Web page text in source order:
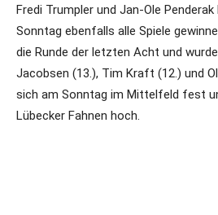
Fredi Trumpler und Jan-Ole
Sonntag ebenfalls alle Spiele
die Runde der letzten Acht und
Jacobsen (13.), Tim Kraft (12.) und
sich am Sonntag im Mittelfeld fest
Lübecker Fahnen hoch.